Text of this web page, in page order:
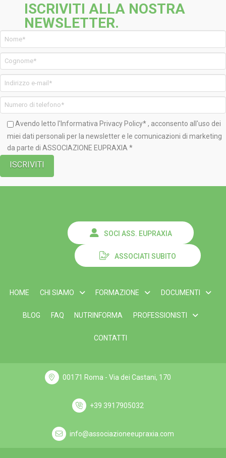
ISCRIVITI ALLA NOSTRA
NEWSLETTER.
Avendo letto l'Informativa Privacy Policy*, acconsento all'uso dei
miei dati personali per la newsletter e le comunicazioni di marketing
da parte di ASSOCIAZIONE EUPRAXIA *
SOCI ASS. EUPRAXIA
ASSOCIATI SUBITO
HOME CHI SIAMO FORMAZIONE DOCUMENTI
BLOG FAQ NUTRINFORMA PROFESSIONISTI
CONTATTI
00171 Roma - Via dei Castani, 170
+39 3917905032
info@associazioneeupraxia.com